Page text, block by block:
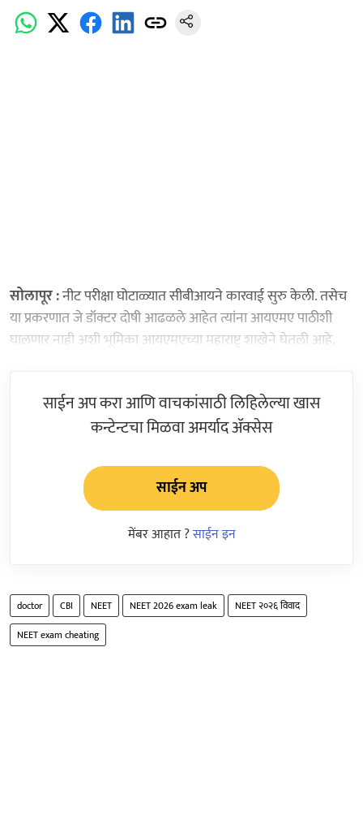
सोलापूर :नीट परीक्षा घोटाळ्यात सीबीआयने कारवाई सुरु केली. तसेच
या प्रकरणात जे डॉक्टर दोषी आढळले आहेत त्यांना आयएमए पाठीशी
घालणार नाही अशी भूमिका आयएमएच्या महाराष्ट्र शाखेने घेतली आहे.
साईन अप करा आणि वाचकांसाठी लिहिलेल्या खास
कन्टेन्टचा मिळवा अमर्याद ॲक्सेस
साईन अप
मेंबर आहात ?साईन इन
doctor CBI NEET NEET 2026 exam leak
NEET २०२६ विवाद
NEET exam cheating